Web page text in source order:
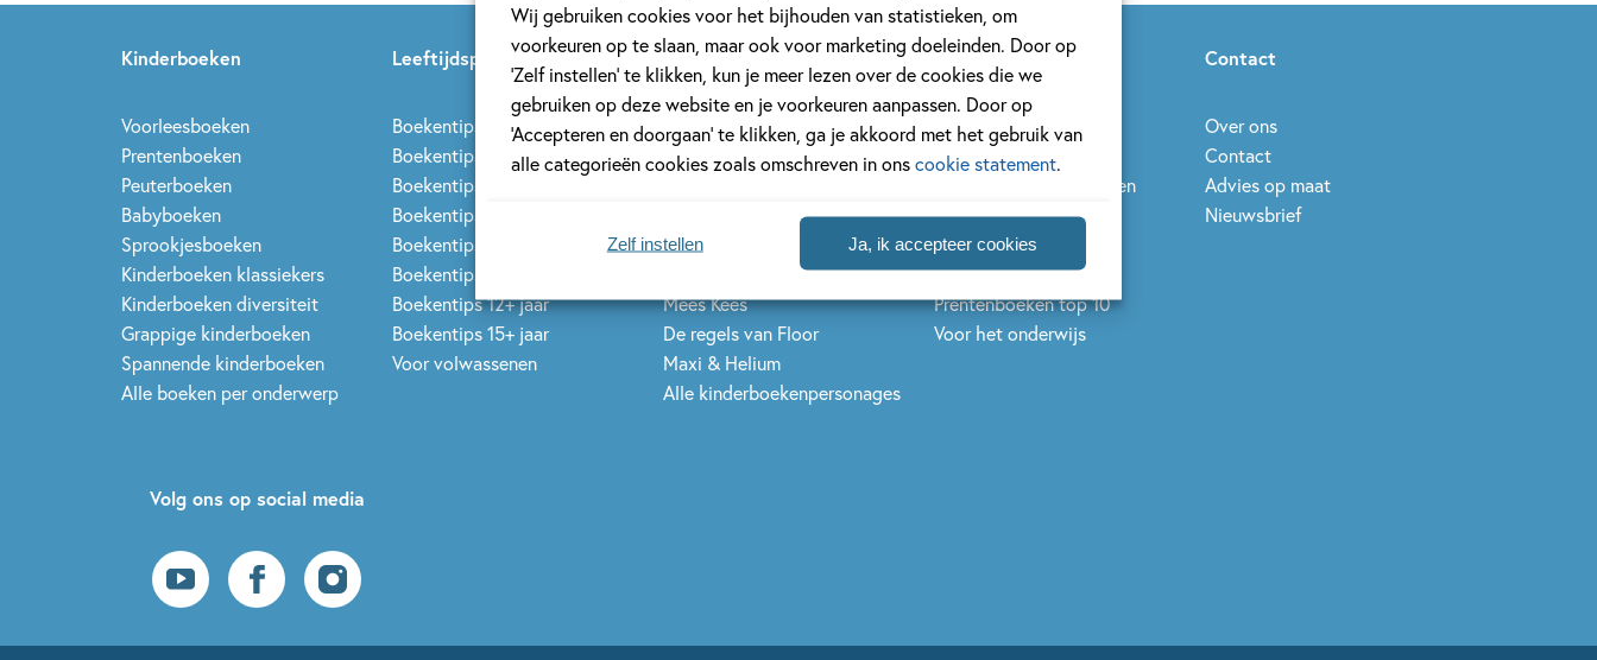
Wij gebruiken cookies voor het bijhouden van statistieken, om
voorkeuren op te slaan, maar ook voor marketing doeleinden. Door op
‘Zelf instellen’ te klikken, kun je meer lezen over de cookies die we
gebruiken op deze website en je voorkeuren aanpassen. Door op
‘Accepteren en doorgaan’ te klikken, ga je akkoord met het gebruik van
alle categorieën cookies zoals omschreven in onscookie statement.
Ja, ik accepteer cookies
Zelf instellen
Kinderboeken
Voorleesboeken
Prentenboeken
Peuterboeken
Babyboeken
Sprookjesboeken
Kinderboeken klassiekers
Kinderboeken diversiteit
Grappige kinderboeken
Spannende kinderboeken
Alle boeken per onderwerp
Leeftijdspagina’s
Boekentips 0 - 1,5 jaar
Boekentips 1,5 - 3 jaar
Boekentips 3 - 5 jaar
Boekentips 5 - 7 jaar
Boekentips 7 - 9 jaar
Boekentips 9 - 12 jaar
Boekentips 12+ jaar
Boekentips 15+ jaar
Voor volwassenen
Series & karakters
De Gorgels
Dog Man
Kikker
Spekkie en Sproet
Mees Kees
De regels van Floor
Maxi & Helium
Alle kinderboekenpersonages
Inspiratie & nieuws
Kinderboekenweek
Kinderjury
Nationale Voorleesdagen
Griffels en Penselen
Woutertje Pieterse Prijs
Kinderboeken top 10
Prentenboeken top 10
Voor het onderwijs
Contact
Over ons
Contact
Advies op maat
Nieuwsbrief
Volg ons op social media